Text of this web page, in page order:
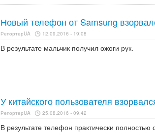
Новый телефон от Samsung
РепортерUA 12.09.2016 - 19:08
В результате мальчик получил ожоги рук.
У китайского пользователя
РепортерUA 25.08.2016 - 09:42
В результате телефон практически полностью